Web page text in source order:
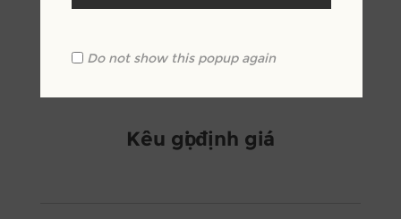
chung cư, biệt thự...
Kêu gọi định giá
Do not show this popup again